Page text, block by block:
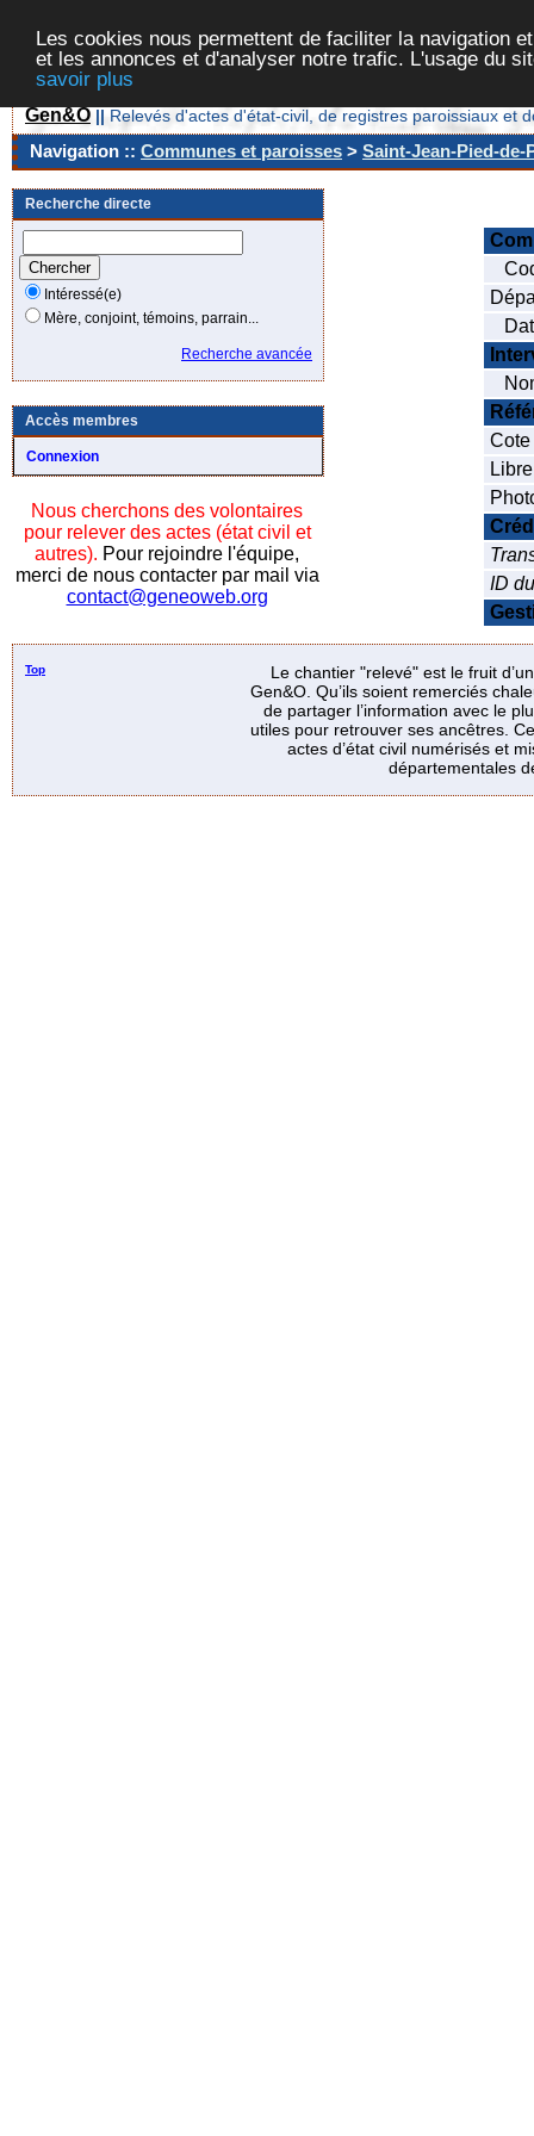
Les cookies nous permettent de faciliter la navigation
et les annonces et d'analyser notre trafic. L'usage du
savoir plus
Gen&O || Relevés d'actes d'état-civil, de registres paroissiaux et
Navigation :: Communes et paroisses > Saint-Jean-Pied-
Recherche directe
Intéressé(e)
Mère, conjoint, témoins, parrain...
Recherche avancée
Accès membres
Connexion
Nous cherchons des volontaires
pour relever des actes (état civil et
autres). Pour rejoindre l'équipe,
merci de nous contacter par mail via
contact@geneoweb.org
ID
Top
Le chantier "relevé" est le fruit
Gen&O. Qu’ils soient remerciés
de partager l’information avec le
utiles pour retrouver ses ancêtres.
actes d’état civil numérisés et
départementales